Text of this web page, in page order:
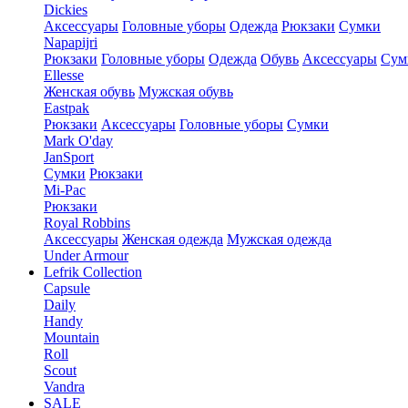
Dickies
Аксессуары Головные уборы Одежда Рюкзаки Сумки
Napapijri
Рюкзаки Головные уборы Одежда Обувь Аксессуары
Ellesse
Женская обувь Мужская обувь
Eastpak
Рюкзаки Аксессуары Головные уборы Сумки
Mark O'day
JanSport
Сумки Рюкзаки
Mi-Pac
Рюкзаки
Royal Robbins
Аксессуары Женская одежда Мужская одежда
Under Armour
Lefrik Collection
Capsule
Daily
Handy
Mountain
Roll
Scout
Vandra
SALE